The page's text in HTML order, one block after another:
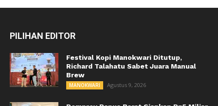
PILIHAN EDITOR
Festival Kopi Manokwari Ditutup,
Richard Talahatu Sabet Juara Manual
Brew
MANOKWARI Agustus 9, 2026